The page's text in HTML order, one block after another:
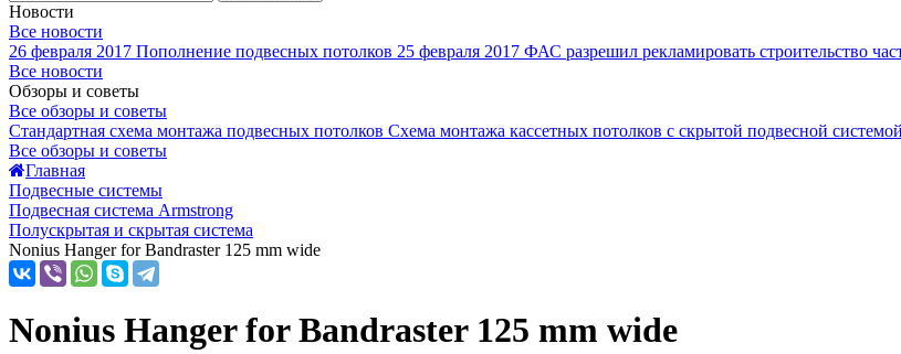
Новости
Все новости
26 февраля 2017 Пополнение подвесных потолков 25 февраля 2017 ФАС разрешил рекламировать строительство
Все новости
Обзоры и советы
Все обзоры и советы
Стандартная схема монтажа подвесных потолков Схема монтажа кассетных потолков с скрытой подвесной системой
Все обзоры и советы
Главная
Подвесные системы
Подвесная система Armstrong
Полускрытая и скрытая система
Nonius Hanger for Bandraster 125 mm wide
Nonius Hanger for Bandraster 125 mm wide